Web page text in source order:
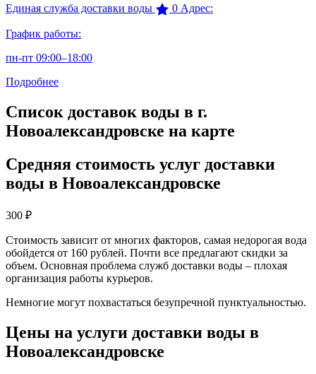
Единая служба доставки воды
0 Адрес:
График работы:
пн-пт 09:00–18:00
Подробнее
Список доставок воды в г.
Новоалександровске на карте
Средняя стоимость услуг доставки
воды в Новоалександровске
300 ₽
Стоимость зависит от многих факторов, самая недорогая вода
обойдется от 160 рублей. Почти все предлагают скидки за
объем. Основная проблема служб доставки воды – плохая
организация работы курьеров.
Немногие могут похвастаться безупречной пунктуальностью.
Цены на услуги доставки воды в
Новоалександровске